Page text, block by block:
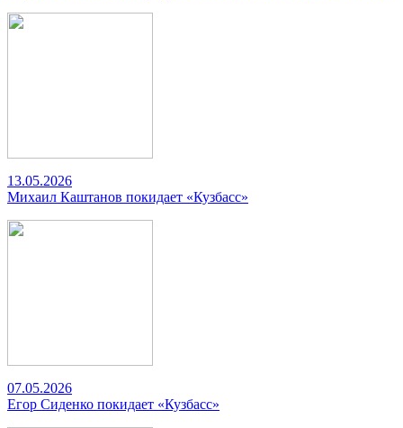
13.05.2026
Михаил Каштанов покидает «Кузбасс»
07.05.2026
Егор Сиденко покидает «Кузбасс»